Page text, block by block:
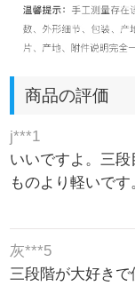
商品の評価
j***1
いいですよ。三
ものより軽いです
灰***5
三段階が大好きで